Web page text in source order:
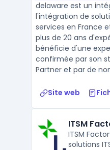
delaware est un
l'intégration de
services en France
plus de 20 ans
bénéficie d'une
confirmée par son
Partner et par de
Site web
ITSM
ITSM
solutions